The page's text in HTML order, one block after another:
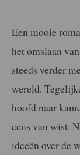
Een mooie
het omslaan
steeds verder
wereld.
hoofd naar
eens van wist.
ideeën over de